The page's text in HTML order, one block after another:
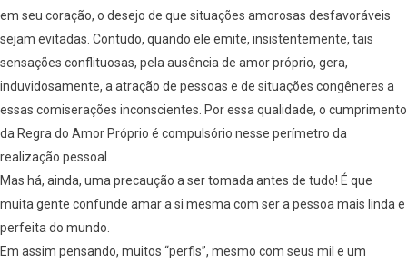
em seu coração, o desejo de que situações amorosas desfavoráveis
sejam evitadas. Contudo, quando ele emite, insistentemente, tais
sensações conflituosas, pela ausência de amor próprio, gera,
induvidosamente, a atração de pessoas e de situações congêneres a
essas comiserações inconscientes. Por essa qualidade, o cumprimento
da Regra do Amor Próprio é compulsório nesse perímetro da
realização pessoal.
Mas há, ainda, uma precaução a ser tomada antes de tudo! É que
muita gente confunde amar a si mesma com ser a pessoa mais linda e
perfeita do mundo.
Em assim pensando, muitos “perfis”, mesmo com seus mil e um